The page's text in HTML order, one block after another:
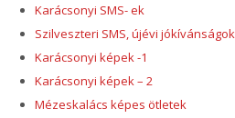
Karácsonyi SMS- ek
Szilveszteri SMS, újévi jókívánságok
Karácsonyi képek -1
Karácsonyi képek – 2
Mézeskalács képes ötletek